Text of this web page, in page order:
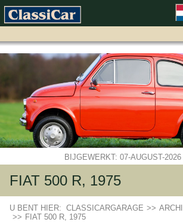
NAVIGATIE
OVERSLAAN
BIJGEWERKT: 07-AUGUST-
FIAT 500 R, 1975
U BENT HIER: CLASSICARGARAGE >>
>> FIAT 500 R, 1975